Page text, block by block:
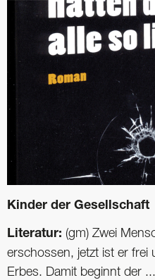
Kinder der Gesellschaft
Literatur: (gm) Zwei
erschossen, jetzt ist er frei
Erbes. Damit beginnt der ...